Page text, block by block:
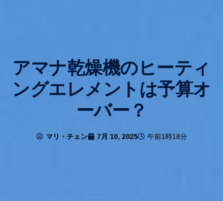
アマナ乾燥機のヒーティ
ングエレメントは予算オ
ーバー？
マリ・チェン 7月 10, 2025 午前1時18分